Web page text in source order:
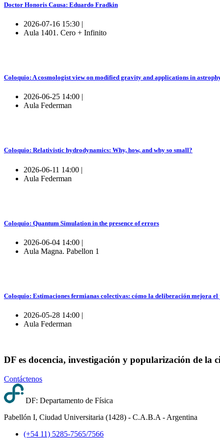
Doctor Honoris Causa: Eduardo Fradkin
2026-07-16 15:30 |
Aula 1401. Cero + Infinito
Coloquio: A cosmologist view on modified gravity and applications in
2026-06-25 14:00 |
Aula Federman
Coloquio: Relativistic hydrodynamics: Why, how, and why so small?
2026-06-11 14:00 |
Aula Federman
Coloquio: Quantum Simulation in the presence of errors
2026-06-04 14:00 |
Aula Magna. Pabellon 1
Coloquio: Estimaciones fermianas colectivas: cómo la deliberación mejora
2026-05-28 14:00 |
Aula Federman
DF es docencia, investigación y popularización de la
Contáctenos
DF: Departamento de Física
Pabellón I, Ciudad Universitaria (1428) - C.A.B.A - Argentina
(+54 11) 5285-7565/7566